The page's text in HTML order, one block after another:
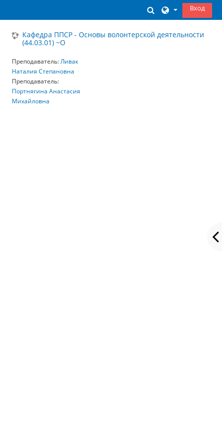
ИзменитьВход
Кафедра ППСР - Основы волонтерской деятельности
(44.03.01) ~О
Преподаватель:Ливак
Наталия Степановна
Преподаватель:
Портнягина Анастасия
Михайловна